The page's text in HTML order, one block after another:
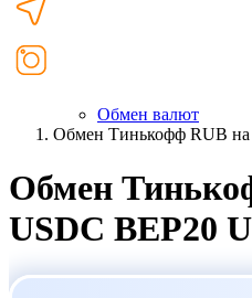
Обмен валют
Обмен Тинькофф RUB
Обмен
USDC BEP20